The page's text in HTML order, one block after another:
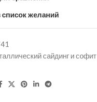
список желаний
сайдинг и софит